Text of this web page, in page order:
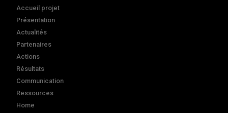
Accueil projet
Présentation
Actualités
Partenaires
Actions
Résultats
Communication
Ressources
Home